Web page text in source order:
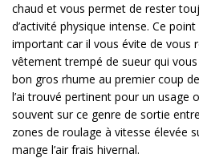
chaud et vous permet de rester
d’activité physique intense. Ce
important car il vous évite de vous
vêtement trempé de sueur qui
bon gros rhume au premier coup
l’ai trouvé pertinent pour un usage
souvent sur ce genre de sortie
zones de roulage à vitesse élevée
mange l’air frais hivernal.